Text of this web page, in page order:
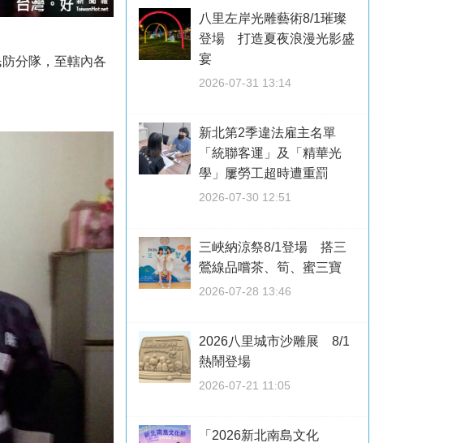
分隊，至轄內各
八里左岸光雕藝術8/1璀璨
登場 打造夏夜浪漫光影盛
宴
2026-07-31 13:14
新北第2季違法雇主名單
「統聯客運」及「精華光
學」屢勞工超時遭重罰
2026-07-30 12:51
三峽納涼祭8/1登場 搭三
鶯線品嚐茶、筍、蜜三寶
2026-07-28 13:46
2026八里城市沙雕展 8/1
熱鬧登場
2026-07-21 11:05
「2026新北南島文化